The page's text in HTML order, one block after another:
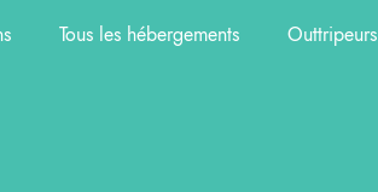
Tous les hébergements Outtripeurs